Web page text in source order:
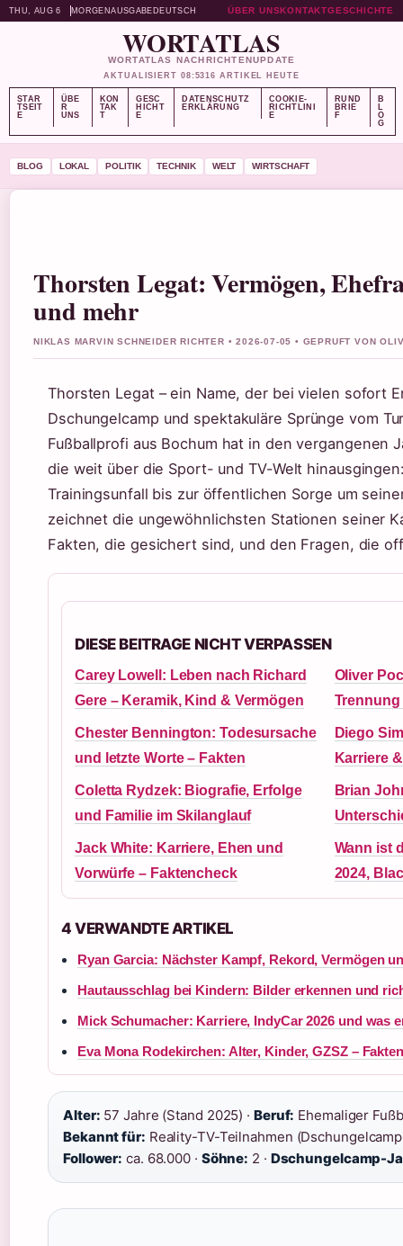
THU, AUG 6 MORGENAUSGABE DEUTSCH ÜBER UNSKONTAKTGESCHICHTE
WORTATLAS
WORTATLAS NACHRICHTENUPDATE
AKTUALISIERT 08:5316 ARTIKEL HEUTE
STAR
TSEIT
E
ÜBE
R
UNS
KON
TAK
T
GESC
HICHT
E
DATENSCHUTZ
ERKLÄRUNG
COOKIE-
RICHTLINI
E
RUND
BRIE
F
B
L
O
G
BLOG LOKAL POLITIK TECHNIK WELT WIRTSCHAFT
Thorsten Legat: Vermögen,
und mehr
NIKLAS MARVIN SCHNEIDER RICHTER • 2026-07-05 • GEPRUFT VON
Thorsten Legat – ein Name, der bei vielen sofort
Dschungelcamp und spektakuläre Sprünge vom
Fußballprofi aus Bochum hat in den vergangenen
die weit über die Sport- und TV-Welt
Trainingsunfall bis zur öffentlichen Sorge um
zeichnet die ungewöhnlichsten Stationen seiner
Fakten, die gesichert sind, und den Fragen, die
DIESE BEITRAGE NICHT VERPASSEN
Carey Lowell: Leben nach Richard
Gere – Keramik, Kind & Vermögen
Oliver
Chester Bennington: Todesursache
und letzte Worte – Fakten
Diego
Karriere
Coletta Rydzek: Biografie, Erfolge
und Familie im Skilanglauf
Brian
Jack White: Karriere, Ehen und
Vorwürfe – Faktencheck
Wann ist
2024,
4 VERWANDTE ARTIKEL
Ryan Garcia: Nächster Kampf, Rekord, Vermögen
Hautausschlag bei Kindern: Bilder erkennen und
Mick Schumacher: Karriere, IndyCar 2026 und was
Eva Mona Rodekirchen: Alter, Kinder, GZSZ –
Alter: 57 Jahre (Stand 2025) · Beruf: Ehemaliger
Bekannt für: Reality-TV-Teilnahmen
Follower: ca. 68.000 · Söhne: 2 · Dschungelcamp-